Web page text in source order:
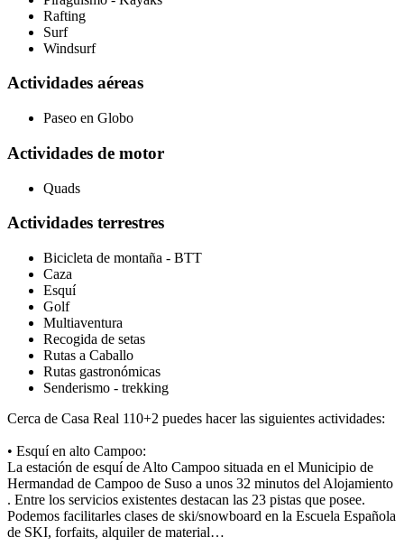
Rafting
Surf
Windsurf
Actividades aéreas
Paseo en Globo
Actividades de motor
Quads
Actividades terrestres
Bicicleta de montaña - BTT
Caza
Esquí
Golf
Multiaventura
Recogida de setas
Rutas a Caballo
Rutas gastronómicas
Senderismo - trekking
Cerca de Casa Real 110+2 puedes hacer las siguientes actividades:
• Esquí en alto Campoo:
La estación de esquí de Alto Campoo situada en el Municipio de
Hermandad de Campoo de Suso a unos 32 minutos del Alojamiento
. Entre los servicios existentes destacan las 23 pistas que posee.
Podemos facilitarles clases de ski/snowboard en la Escuela Española
de SKI, forfaits, alquiler de material…